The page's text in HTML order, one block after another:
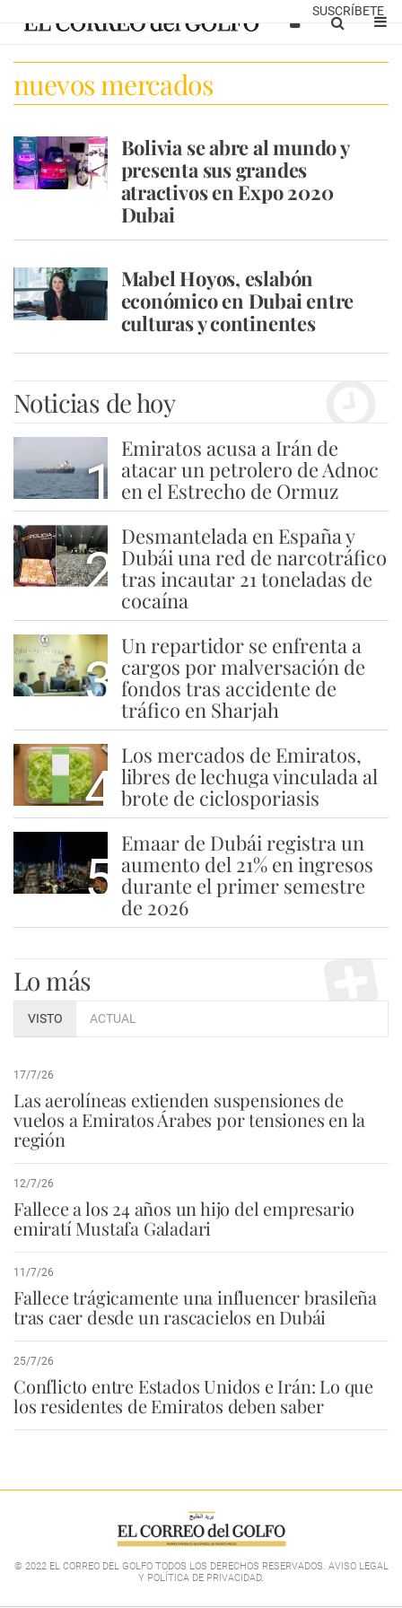
SUSCRÍBETE
nuevos mercados
Bolivia se abre al mundo y
presenta sus grandes
atractivos en Expo 2020
Dubai
Mabel Hoyos, eslabón
económico en Dubai entre
culturas y continentes
Noticias de hoy
1
Emiratos acusa a Irán de
atacar un petrolero de Adnoc
en el Estrecho de Ormuz
2
Desmantelada en España y
Dubái una red de narcotráfico
tras incautar 21 toneladas de
cocaína
3
Un repartidor se enfrenta a
cargos por malversación de
fondos tras accidente de
tráfico en Sharjah
4
Los mercados de Emiratos,
libres de lechuga vinculada al
brote de ciclosporiasis
5
Emaar de Dubái registra un
aumento del 21% en ingresos
durante el primer semestre
de 2026
Lo más
VISTO ACTUAL
17/7/26
Las aerolíneas extienden suspensiones de
vuelos a Emiratos Árabes por tensiones en la
región
12/7/26
Fallece a los 24 años un hijo del empresario
emiratí Mustafa Galadari
11/7/26
Fallece trágicamente una influencer brasileña
tras caer desde un rascacielos en Dubái
25/7/26
Conflicto entre Estados Unidos e Irán: Lo que
los residentes de Emiratos deben saber
© 2022 EL CORREO DEL GOLFO TODOS LOS DERECHOS RESERVADOS. AVISO LEGAL
Y POLÍTICA DE PRIVACIDAD.